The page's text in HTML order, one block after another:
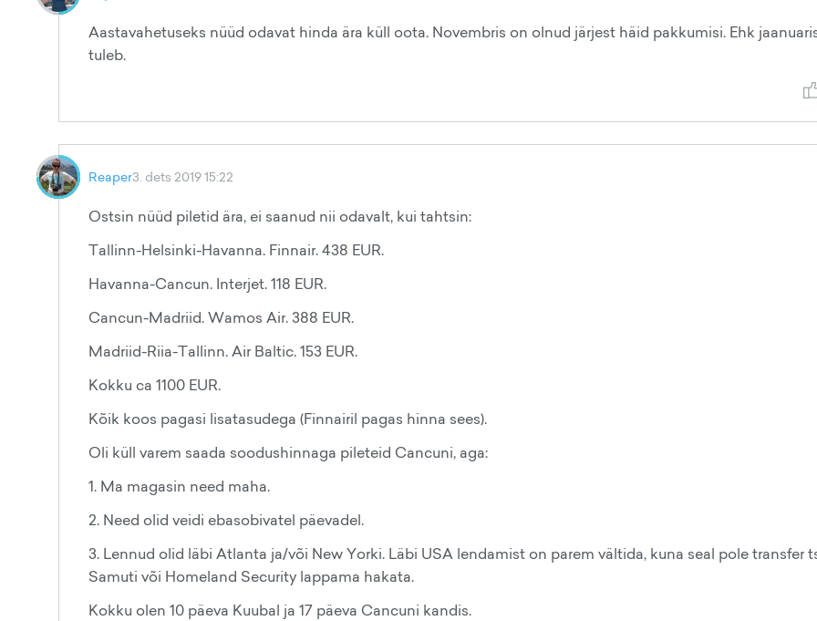
Aastavahetuseks nüüd odavat hinda ära küll oota. Novembris on olnud järjest häid pakkumisi. Ehk
tuleb.
Reaper3. dets 2019 15:22
Ostsin nüüd piletid ära, ei saanud nii odavalt, kui tahtsin:
Tallinn-Helsinki-Havanna. Finnair. 438 EUR.
Havanna-Cancun. Interjet. 118 EUR.
Cancun-Madriid. Wamos Air. 388 EUR.
Madriid-Riia-Tallinn. Air Baltic. 153 EUR.
Kokku ca 1100 EUR.
Kõik koos pagasi lisatasudega (Finnairil pagas hinna sees).
Oli küll varem saada soodushinnaga pileteid Cancuni, aga:
1. Ma magasin need maha.
2. Need olid veidi ebasobivatel päevadel.
3. Lennud olid läbi Atlanta ja/või New Yorki. Läbi USA lendamist on parem vältida, kuna seal pole transfer
Samuti või Homeland Security lappama hakata.
Kokku olen 10 päeva Kuubal ja 17 päeva Cancuni kandis.